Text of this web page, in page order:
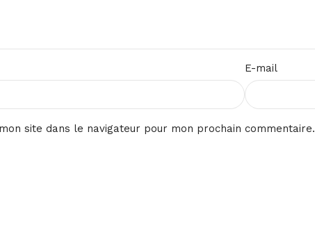
E-mail
site dans le navigateur pour mon prochain commentaire.